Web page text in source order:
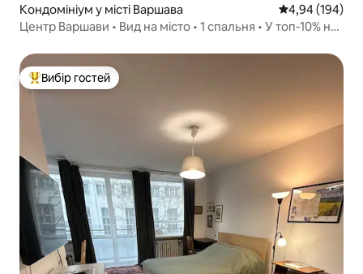
Кондомініум у місті Варшава Середня
4,94 (194)
Центр Варшави • Вид на місто • 1 спальня • У топ-10% на
Топ вибір гостей
Вибір гостей